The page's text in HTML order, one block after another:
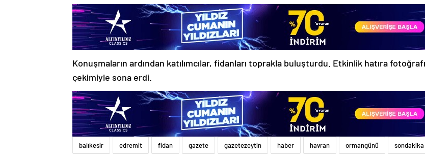
Konuşmaların ardından katılımcılar, fidanları toprakla buluşturdu. Etkinlik hatıra fotoğrafı
çekimiyle sona erdi.
balıkesir edremit fidan gazete gazetezeytin haber havran ormangünü sondakika